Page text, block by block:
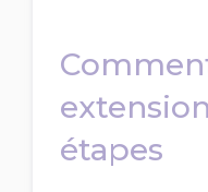
étapes